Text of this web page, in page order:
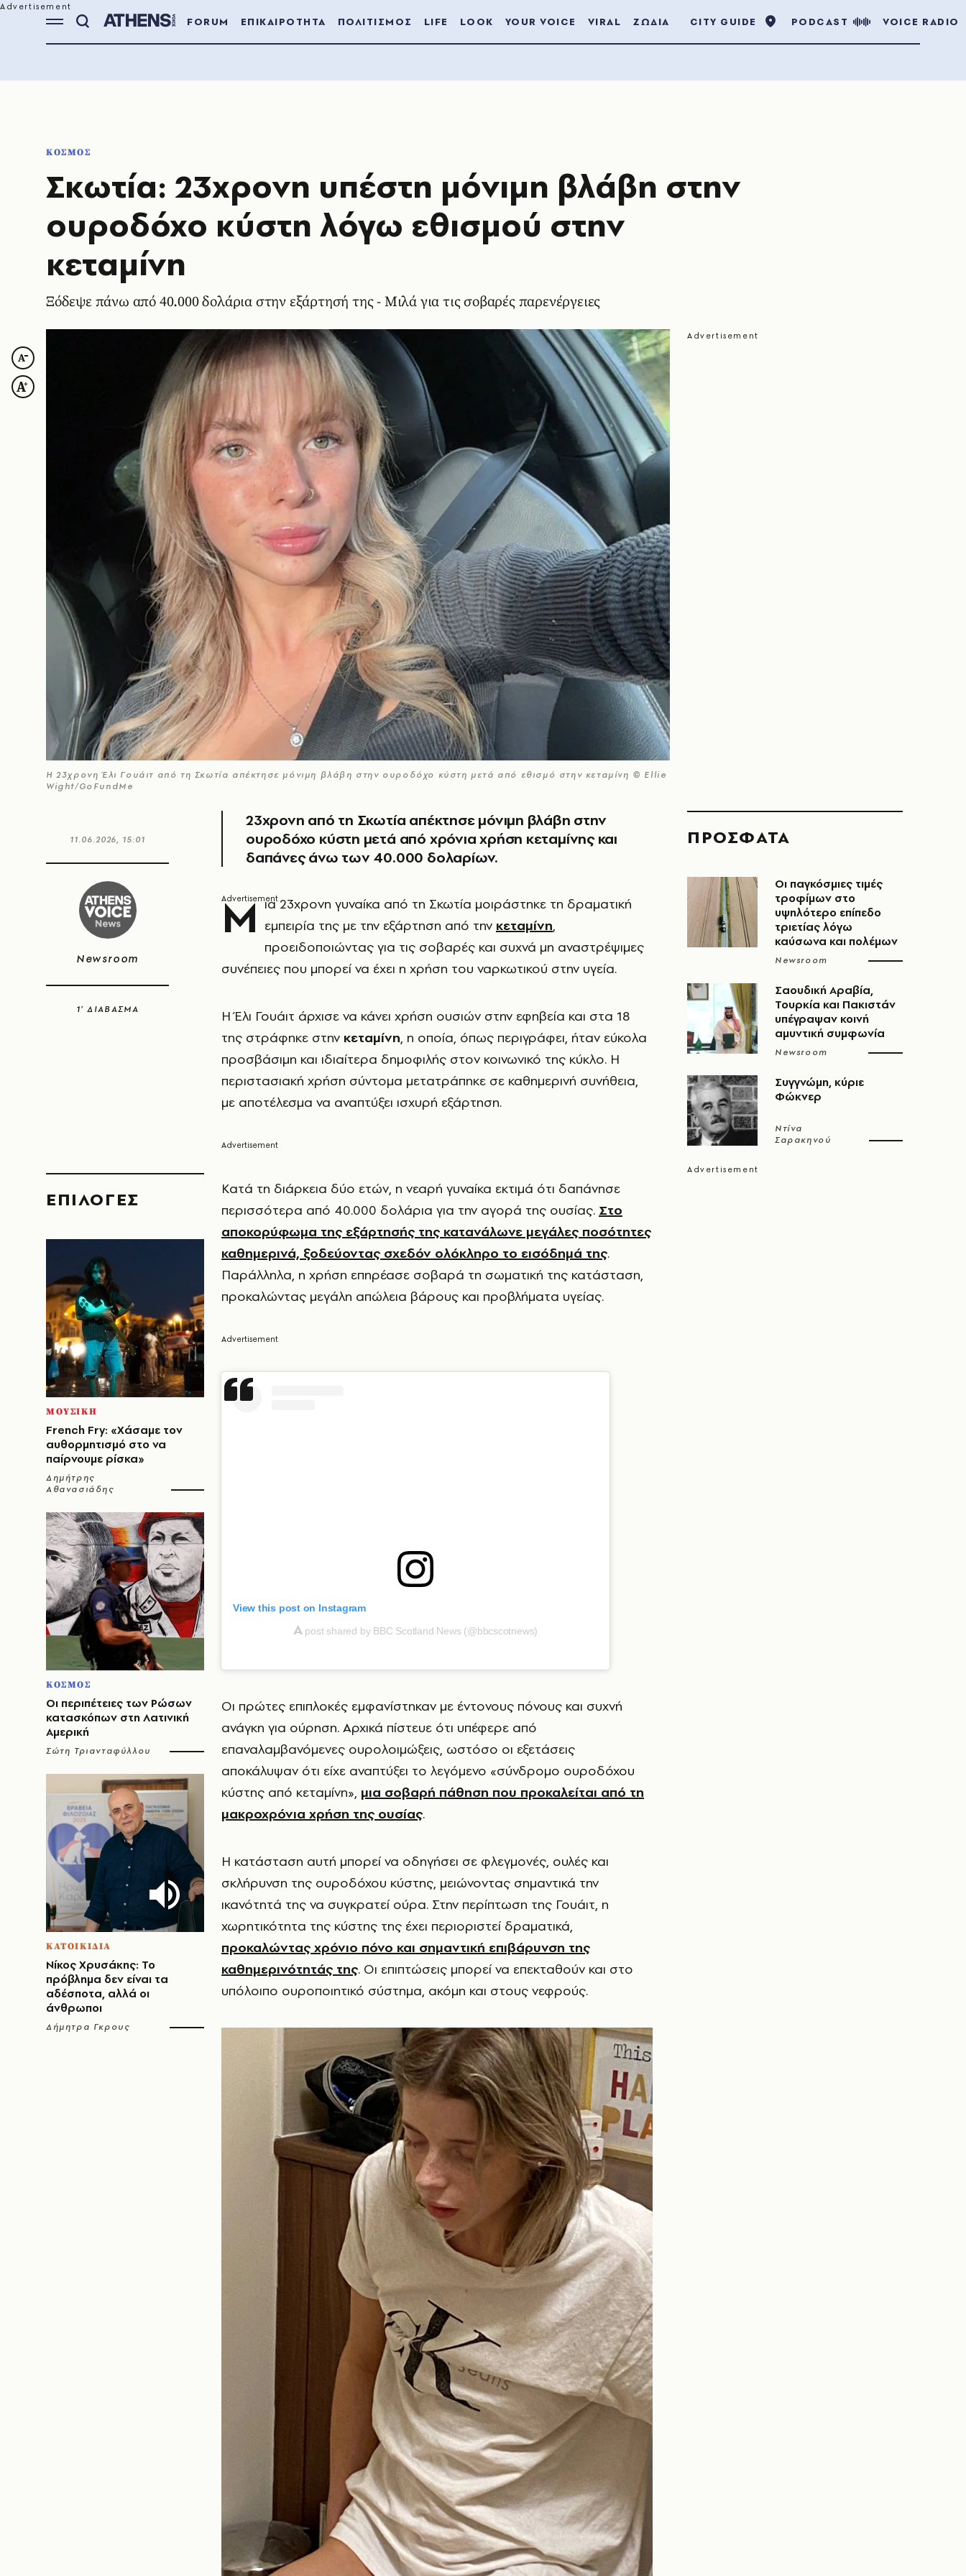
FORUM ΕΠΙΚΑΙΡΟΤΗΤΑ ΠΟΛΙΤΙΣΜΟΣ LIFE LOOK YOUR VOICE VIRAL ΖΩΔΙΑ CITY GUIDE PODCAST VOICE RADIO
ΚΟΣΜΟΣ
Σκωτία: 23χρονη υπέστη μόνιμη βλάβη στην
ουροδόχο κύστη λόγω εθισμού στην
κεταμίνη
Ξόδεψε πάνω από 40.000 δολάρια στην εξάρτησή της - Μιλά για τις σοβαρές παρενέργειες
Η 23χρονη Έλι Γουάιτ από τη Σκωτία απέκτησε μόνιμη βλάβη στην ουροδόχο κύστη μετά από εθισμό στην κεταμίνη © Ellie
Wight/GoFundMe
11.06.2026, 15:01
Newsroom
1’ ΔΙΑΒΑΣΜΑ
EΠΙΛΟΓΈΣ
ΜΟΥΣΙΚΗ
French Fry: «Χάσαμε τον
αυθορμητισμό στο να
παίρνουμε ρίσκα»
Δημήτρης
Αθανασιάδης
ΚΟΣΜΟΣ
Οι περιπέτειες των Ρώσων
κατασκόπων στη Λατινική
Αμερική
Σώτη Τριανταφύλλου
ΚΑΤΟΙΚΙΔΙΑ
Νίκος Χρυσάκης: Το
πρόβλημα δεν είναι τα
αδέσποτα, αλλά οι
άνθρωποι
Δήμητρα Γκρους
23χρονη από τη Σκωτία απέκτησε μόνιμη βλάβη στην
ουροδόχο κύστη μετά από χρόνια χρήση κεταμίνης και
δαπάνες άνω των 40.000 δολαρίων.
Μ ια 23χρονη γυναίκα από τη Σκωτία μοιράστηκε τη δραματική
εμπειρία της με την εξάρτηση από την κεταμίνη,
προειδοποιώντας για τις σοβαρές και συχνά μη αναστρέψιμες
συνέπειες που μπορεί να έχει η χρήση του ναρκωτικού στην υγεία.
Η Έλι Γουάιτ άρχισε να κάνει χρήση ουσιών στην εφηβεία και στα 18
της στράφηκε στην κεταμίνη, η οποία, όπως περιγράφει, ήταν εύκολα
προσβάσιμη και ιδιαίτερα δημοφιλής στον κοινωνικό της κύκλο. Η
περιστασιακή χρήση σύντομα μετατράπηκε σε καθημερινή συνήθεια,
με αποτέλεσμα να αναπτύξει ισχυρή εξάρτηση.
Κατά τη διάρκεια δύο ετών, η νεαρή γυναίκα εκτιμά ότι δαπάνησε
περισσότερα από 40.000 δολάρια για την αγορά της ουσίας. Στο
αποκορύφωμα της εξάρτησής της κατανάλωνε μεγάλες ποσότητες
καθημερινά, ξοδεύοντας σχεδόν ολόκληρο το εισόδημά της.
Παράλληλα, η χρήση επηρέασε σοβαρά τη σωματική της κατάσταση,
προκαλώντας μεγάλη απώλεια βάρους και προβλήματα υγείας.
View this post on Instagram
A post shared by BBC Scotland News (@bbcscotnews)
Οι πρώτες επιπλοκές εμφανίστηκαν με έντονους πόνους και συχνή
ανάγκη για ούρηση. Αρχικά πίστευε ότι υπέφερε από
επαναλαμβανόμενες ουρολοιμώξεις, ωστόσο οι εξετάσεις
αποκάλυψαν ότι είχε αναπτύξει το λεγόμενο «σύνδρομο ουροδόχου
κύστης από κεταμίνη», μια σοβαρή πάθηση που προκαλείται από τη
μακροχρόνια χρήση της ουσίας.
Η κατάσταση αυτή μπορεί να οδηγήσει σε φλεγμονές, ουλές και
σκλήρυνση της ουροδόχου κύστης, μειώνοντας σημαντικά την
ικανότητά της να συγκρατεί ούρα. Στην περίπτωση της Γουάιτ, η
χωρητικότητα της κύστης της έχει περιοριστεί δραματικά,
προκαλώντας χρόνιο πόνο και σημαντική επιβάρυνση της
καθημερινότητάς της. Οι επιπτώσεις μπορεί να επεκταθούν και στο
υπόλοιπο ουροποιητικό σύστημα, ακόμη και στους νεφρούς.
ΠΡΟΣΦΑΤΑ
Οι παγκόσμιες τιμές
τροφίμων στο
υψηλότερο επίπεδο
τριετίας λόγω
καύσωνα και πολέμων
Newsroom
Σαουδική Αραβία,
Τουρκία και Πακιστάν
υπέγραψαν κοινή
αμυντική συμφωνία
Newsroom
Συγγνώμη, κύριε
Φώκνερ
Ντίνα
Σαρακηνού